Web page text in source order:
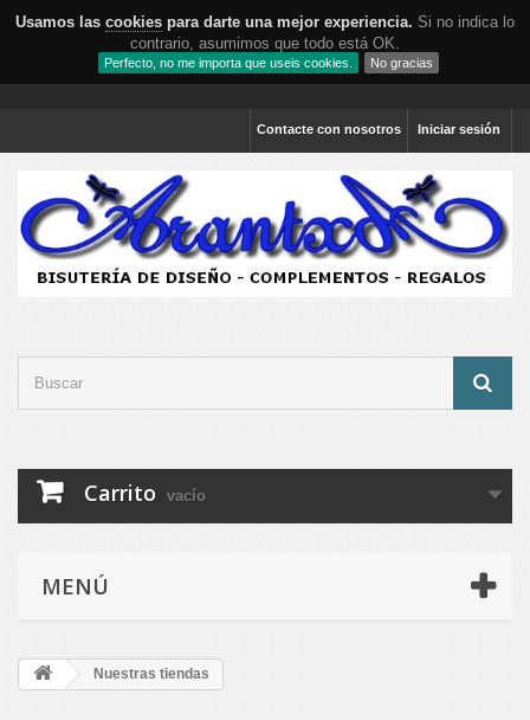
Usamos las cookies para darte una mejor experiencia. Si no indica lo
contrario, asumimos que todo está OK.
Perfecto, no me importa que useis cookies. No gracias
Iniciar sesión
Contacte con nosotros
Carrito vacío
MENÚ
Nuestras tiendas